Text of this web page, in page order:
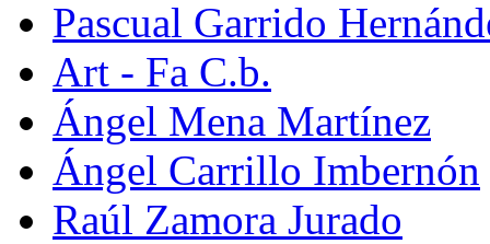
Pascual Garrido
Art - Fa C.b.
Ángel Mena Martínez
Ángel Carrillo Imbernón
Raúl Zamora Jurado